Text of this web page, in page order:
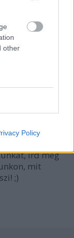
other
Policy
vagy
kipipálhassák
írd meg
mit
;)